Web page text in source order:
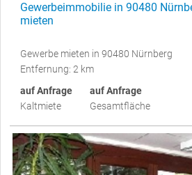
Gewerbeimmobilie in 90480
mieten
Gewerbe mieten in 90480 Nürnberg
Entfernung: 2 km
auf Anfrage
Kaltmiete
auf Anfrage
Gesamtfläche